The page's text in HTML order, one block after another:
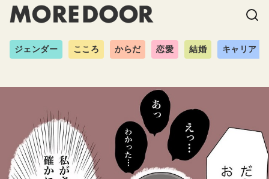
ジェンダー こころ からだ 恋愛 結婚 キャリア